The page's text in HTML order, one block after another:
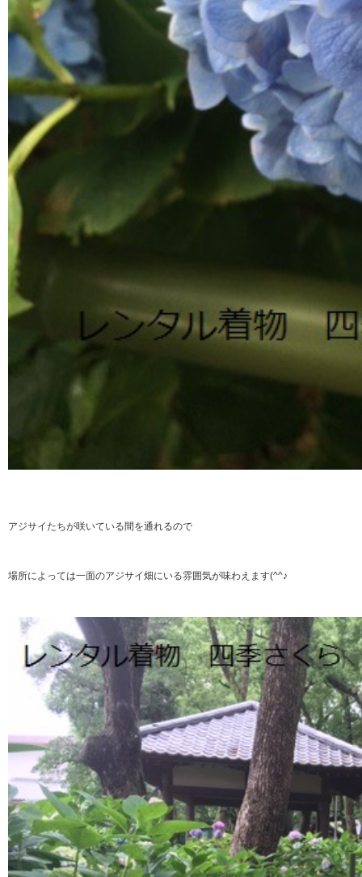
アジサイたちが咲いている間を通れるので
場所によっては一面のアジサイ畑にいる雰囲気が味わえます(^^♪